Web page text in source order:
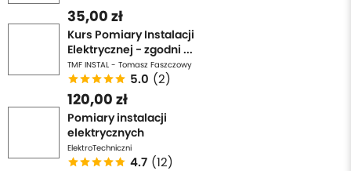
35,00 zł
Kurs Pomiary Instalacji
Elektrycznej - zgodni ...
TMF INSTAL - Tomasz Faszczowy
5.0 (2)
120,00 zł
Pomiary instalacji
elektrycznych
ElektroTechniczni
4.7 (12)